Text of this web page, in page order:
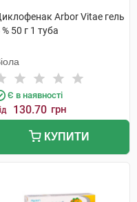
Arbor Vitae гель
% 50 г 1 туба
Є в наявності
130.70 грн
КУПИТИ